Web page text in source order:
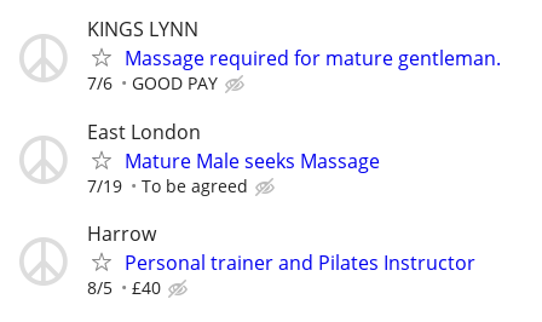
KINGS LYNN
Massage required for mature gentleman.
7/6 GOOD PAY
East London
Mature Male seeks Massage
7/19 To be agreed
Harrow
Personal trainer and Pilates Instructor
8/5 £40